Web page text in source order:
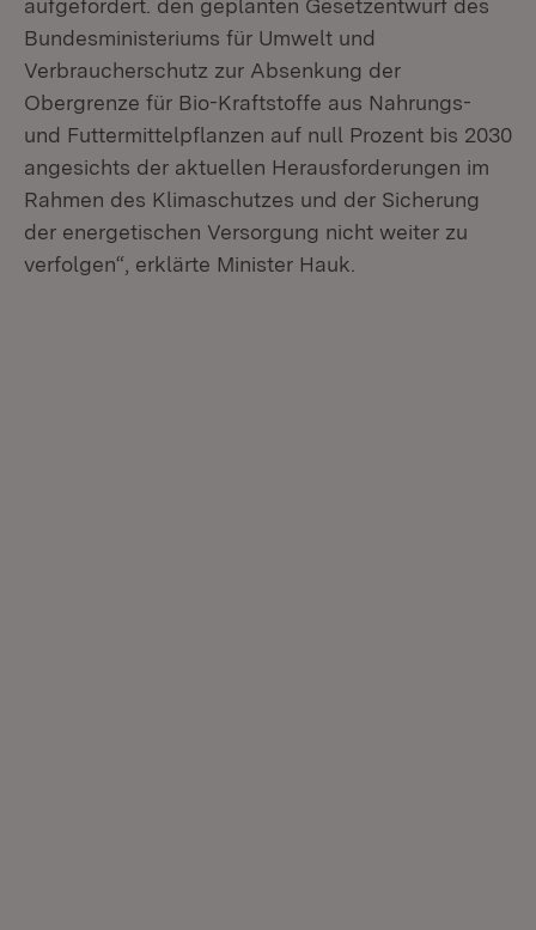
Bundesministeriums für Umwelt und
Verbraucherschutz zur Absenkung der
Obergrenze für Bio-Kraftstoffe aus Nahrungs-
und Futtermittelpflanzen auf null Prozent bis 2030
angesichts der aktuellen Herausforderungen im
Rahmen des Klimaschutzes und der Sicherung
der energetischen Versorgung nicht weiter zu
verfolgen“, erklärte Minister Hauk.